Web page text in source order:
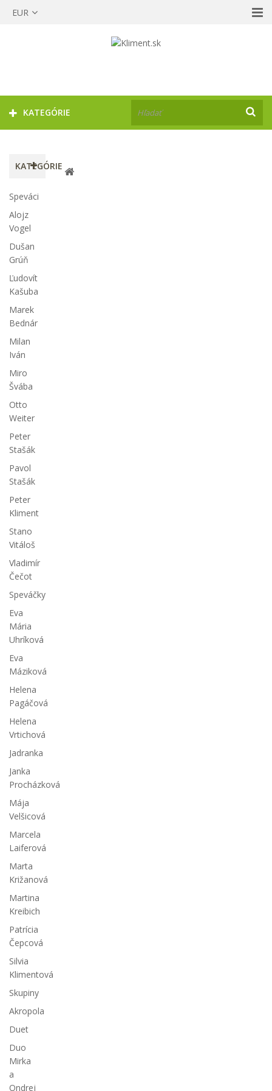
EUR
KATEGÓRIE
KATEGÓRIE
Speváci
Alojz
Vogel
Dušan
Grúň
Ľudovít
Kašuba
Marek
Bednár
Milan
Iván
Miro
Švába
Otto
Weiter
Peter
Stašák
Pavol
Stašák
Peter
Kliment
Stano
Vitáloš
Vladimír
Čečot
Speváčky
Eva
Mária
Uhríková
Eva
Máziková
Helena
Pagáčová
Helena
Vrtichová
Jadranka
Janka
Procházková
Mája
Velšicová
Marcela
Laiferová
Marta
Križanová
Martina
Kreibich
Patrícia
Čepcová
Silvia
Klimentová
Skupiny
Akropola
Duet
Duo
Mirka
a
Ondrej